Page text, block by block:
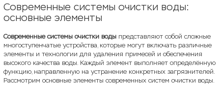
Современные системы очистки воды:
основные элементы
Современные системы очистки воды представляют собой сложные
многоступенчатые устройства, которые могут включать различные
элементы и технологии для удаления примесей и обеспечения
высокого качества воды. Каждый элемент выполняет определённую
функцию, направленную на устранение конкретных загрязнителей.
Рассмотрим основные элементы современных систем очистки воды.